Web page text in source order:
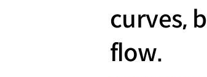
curves,
flow.